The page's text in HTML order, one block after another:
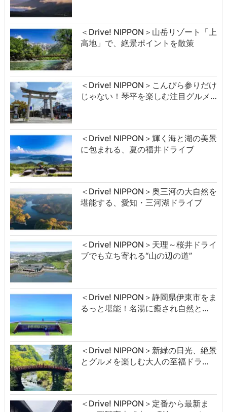
＜Drive! NIPPON＞山岳リゾート「上
高地」で、絶景ポイントを散策
＜Drive! NIPPON＞こんぴら参りだけ
じゃない！琴平を楽しむ注目グルメ…
＜Drive! NIPPON＞輝く海と湖の美景
に包まれる、夏の福井ドライブ
＜Drive! NIPPON＞奥三河の大自然を
堪能する、愛知・三河湖ドライブ
＜Drive! NIPPON＞天理～桜井ドライ
ブでも立ち寄れる“山の辺の道”
＜Drive! NIPPON＞静岡県伊東市をま
るっと堪能！名湯に癒され自然と…
＜Drive! NIPPON＞新緑の日光、絶景
とグルメを楽しむ大人の至福ドラ…
＜Drive! NIPPON＞定番から最新ま